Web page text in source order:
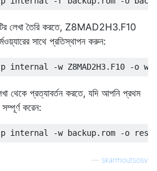
লেখা তৈরি করতে, Z8MAD2H3.F10
সাথে প্রতিস্থাপন করুন:
থেকে প্রত্যাবর্তন করতে, যদি আপনি প্রথম
করেন:
skarmoutsosv